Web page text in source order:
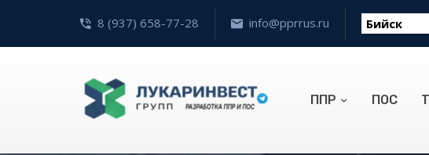
8 (937) 658-77-28 info@pprrus.ru
ППР ПОС